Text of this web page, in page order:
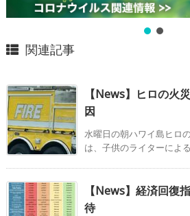
関連記事
【News】ヒロの火
因
水曜日の朝ハワイ島ヒロ
は、子供のライターによ
【News】経済回復
待